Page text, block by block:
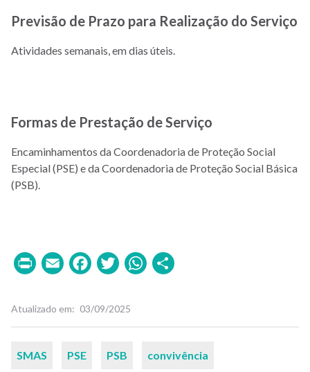
Previsão de Prazo para Realização do Serviço
Atividades semanais, em dias úteis.
Formas de Prestação de Serviço
Encaminhamentos da Coordenadoria de Proteção Social
Especial (PSE) e da Coordenadoria de Proteção Social Básica
(PSB).
PrintEmailFacebook
TwitterWhatsApp
Atualizado em 03/09/2025
Palavras-
SMAS PSE PSB convivência